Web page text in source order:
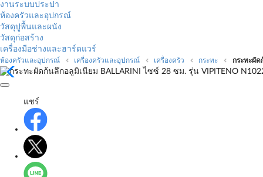
งานระบบประปา
ห้องครัวและอุปกรณ์
วัสดุปูพื้นและผนัง
วัสดุก่อสร้าง
เครื่องมือช่างและฮาร์ดแวร์
ห้องครัวและอุปกรณ์ เครื่องครัวและอุปกรณ์ เครื่องครัว กระทะ กระทะผัด
แชร์